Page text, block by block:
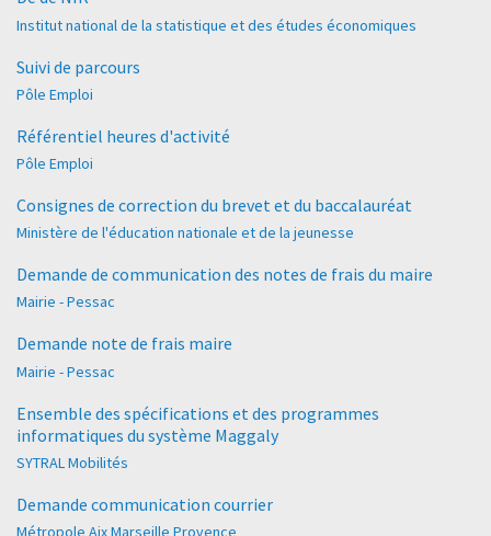
Institut national de la statistique et des études économiques
Suivi de parcours
Pôle Emploi
Référentiel heures d'activité
Pôle Emploi
Consignes de correction du brevet et du baccalauréat
Ministère de l'éducation nationale et de la jeunesse
Demande de communication des notes de frais du maire
Mairie - Pessac
Demande note de frais maire
Mairie - Pessac
Ensemble des spécifications et des programmes
informatiques du système Maggaly
SYTRAL Mobilités
Demande communication courrier
Métropole Aix Marseille Provence